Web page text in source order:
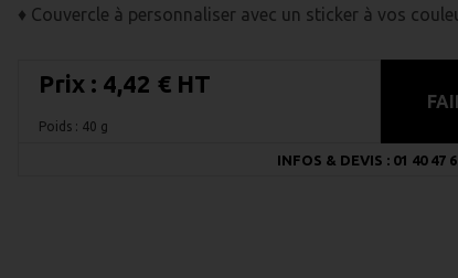
♦ Couvercle à personnaliser avec un sticker à vos
Prix : 4,42 € HT
Poids : 40 g
INFOS & DEVIS : 01 40 47